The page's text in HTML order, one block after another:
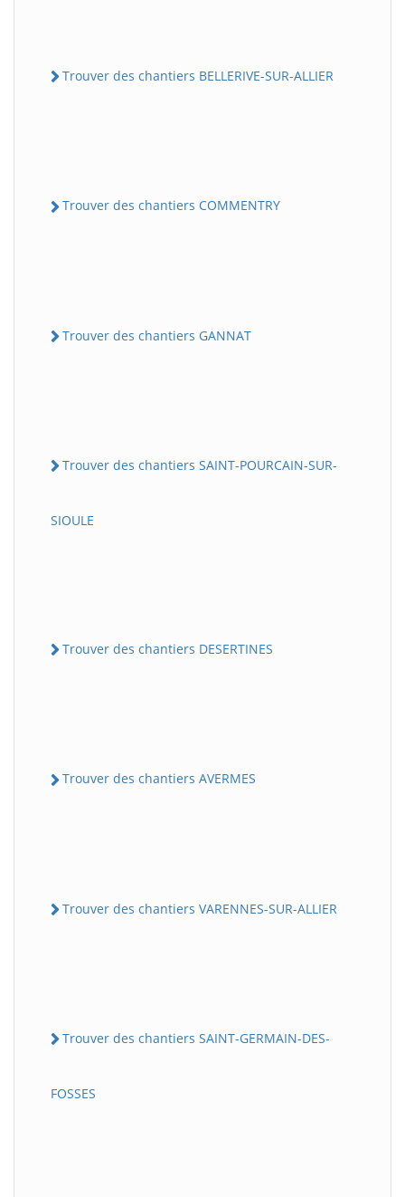
Trouver des chantiers BELLERIVE-SUR-ALLIER
Trouver des chantiers COMMENTRY
Trouver des chantiers GANNAT
Trouver des chantiers SAINT-POURCAIN-SUR-
SIOULE
Trouver des chantiers DESERTINES
Trouver des chantiers AVERMES
Trouver des chantiers VARENNES-SUR-ALLIER
Trouver des chantiers SAINT-GERMAIN-DES-
FOSSES